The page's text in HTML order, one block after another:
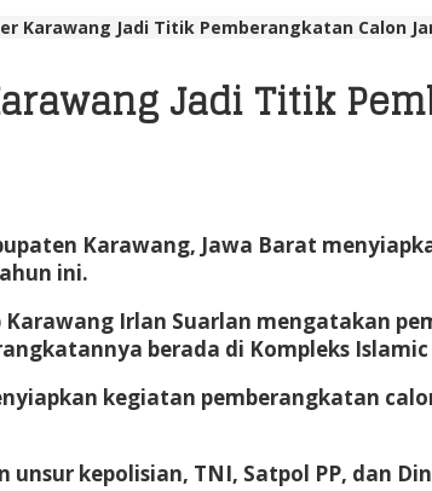
Karawang Jadi Titik Pemberangkatan Calon
Jadi Titik
Karawang, Jawa Barat
ini.
Karawang Irlan Suarlan mengatakan
berada di Kompleks
kegiatan pemberangkatan
kepolisian, TNI, Satpol PP, dan